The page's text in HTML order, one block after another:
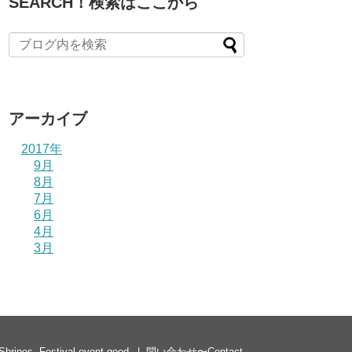
アーカイブ
2017年
9月
8月
7月
6月
4月
3月